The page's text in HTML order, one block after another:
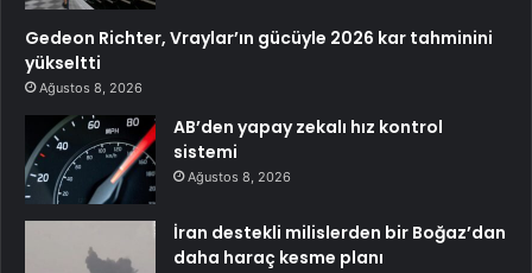
Gedeon Richter, Vraylar’ın gücüyle 2026 kar tahminini
yükseltti
Ağustos 8, 2026
AB’den yapay zekalı hız kontrol
sistemi
Ağustos 8, 2026
İran destekli milislerden bir Boğaz’dan
daha haraç kesme planı